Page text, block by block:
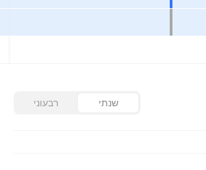
שנתי רבעוני